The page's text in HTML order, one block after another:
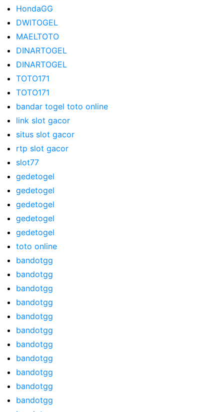
HondaGG
DWITOGEL
MAELTOTO
DINARTOGEL
DINARTOGEL
TOTO171
TOTO171
bandar togel toto online
link slot gacor
situs slot gacor
rtp slot gacor
slot77
gedetogel
gedetogel
gedetogel
gedetogel
gedetogel
toto online
bandotgg
bandotgg
bandotgg
bandotgg
bandotgg
bandotgg
bandotgg
bandotgg
bandotgg
bandotgg
bandotgg